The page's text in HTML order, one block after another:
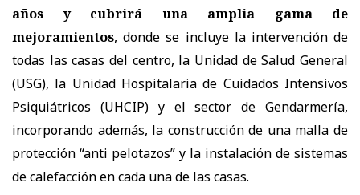
años y cubrirá una amplia gama de
mejoramientos, donde se incluye la intervención de
todas las casas del centro, la Unidad de Salud General
(USG), la Unidad Hospitalaria de Cuidados Intensivos
Psiquiátricos (UHCIP) y el sector de Gendarmería,
incorporando además, la construcción de una malla de
protección “anti pelotazos” y la instalación de sistemas
de calefacción en cada una de las casas.